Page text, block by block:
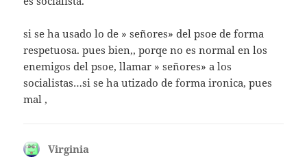
si se ha usado lo de » señores» del psoe de forma
respetuosa. pues bien,, porqe no es normal en los
enemigos del psoe, llamar » señores» a los
socialistas…si se ha utizado de forma ironica, pues
mal ,
Virginia